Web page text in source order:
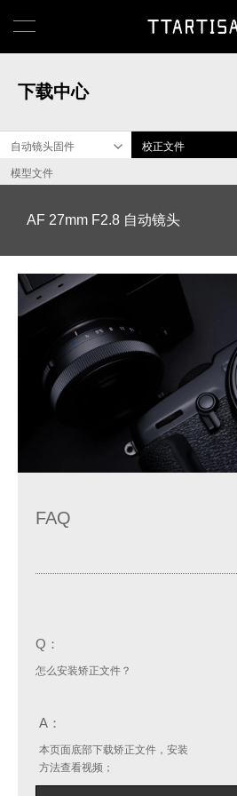
下载中心
自动镜头固件 校正文件
模型文件
AF 27mm F2.8 自动镜头
FAQ
Q：
怎么安装矫正文件？
A：
本页面底部下载矫正文件，安装
方法查看视频；